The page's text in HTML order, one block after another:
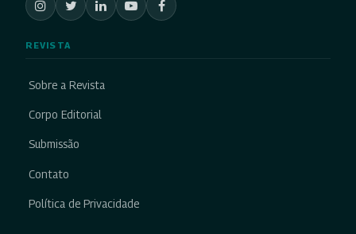
REVISTA
Sobre a Revista
Corpo Editorial
Submissão
Contato
Política de Privacidade